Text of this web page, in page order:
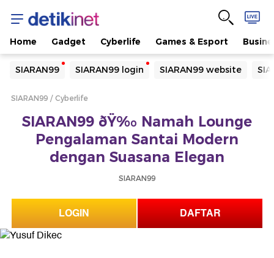
Home Gadget Cyberlife Games & Esport
SIARAN99 SIARAN99 login SIARAN99 website
Yang sedang ramai dicari
Loading...
Loading...
SIARAN99 Cyberlife
SIARAN99 ðŸ‰ Namah Lounge
Pengalaman Santai Modern
dengan Suasana Elegan
SIARAN99
LOGIN DAFTAR